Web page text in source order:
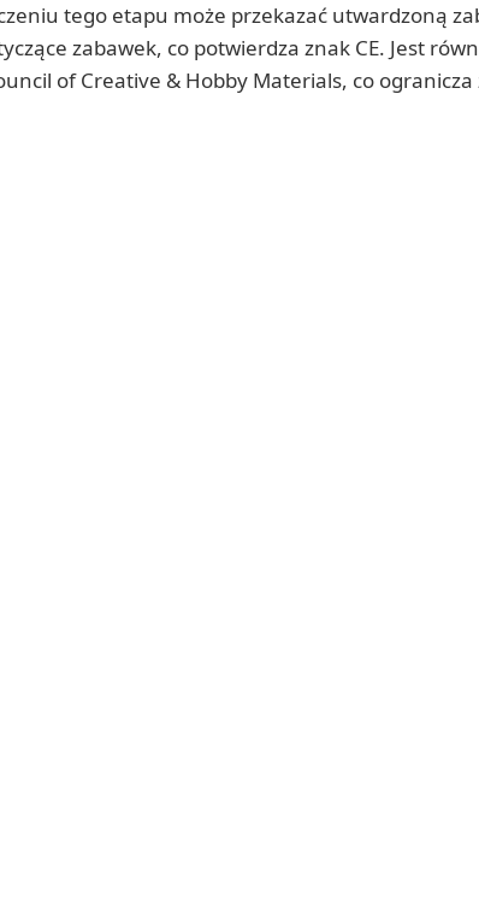
tego etapu może przekazać utwardzoną
zabawek, co potwierdza znak CE. Jest
of Creative & Hobby Materials, co